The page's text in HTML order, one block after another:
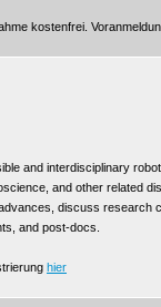
kostenfrei.
and interdisciplinary
and other related
discuss research
and post-docs.
hier